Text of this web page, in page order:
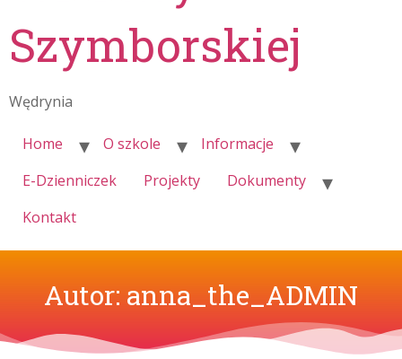
Szymborskiej
Wędrynia
Home O szkole
Informacje
E-Dzienniczek
Projekty
Dokumenty
Kontakt
Autor: anna_the_ADMIN